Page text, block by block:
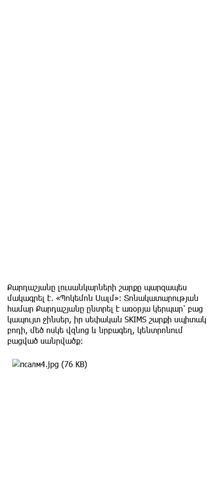
Քարդաշյանը լուսանկարների շարքը պարզապես
մակագրել է. «Պոկեմոն Սալմ»։ Տոնակատարության
համար Քարդաշյանը ընտրել է առօրյա կերպար՝ բաց
կապույտ ջինսեր, իր սեփական SKIMS շարքի սպիտակ
բոդի, մեծ ոսկե վզնոց և նրբագեղ, կենտրոնում
բացված սանրվածք։